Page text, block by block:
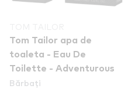
Tom Tailor apa de
toaleta - Eau De
Toilette - Adventurous
Bărbați